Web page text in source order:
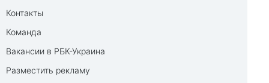
Контакты
Команда
Вакансии в РБК-Украина
Разместить рекламу